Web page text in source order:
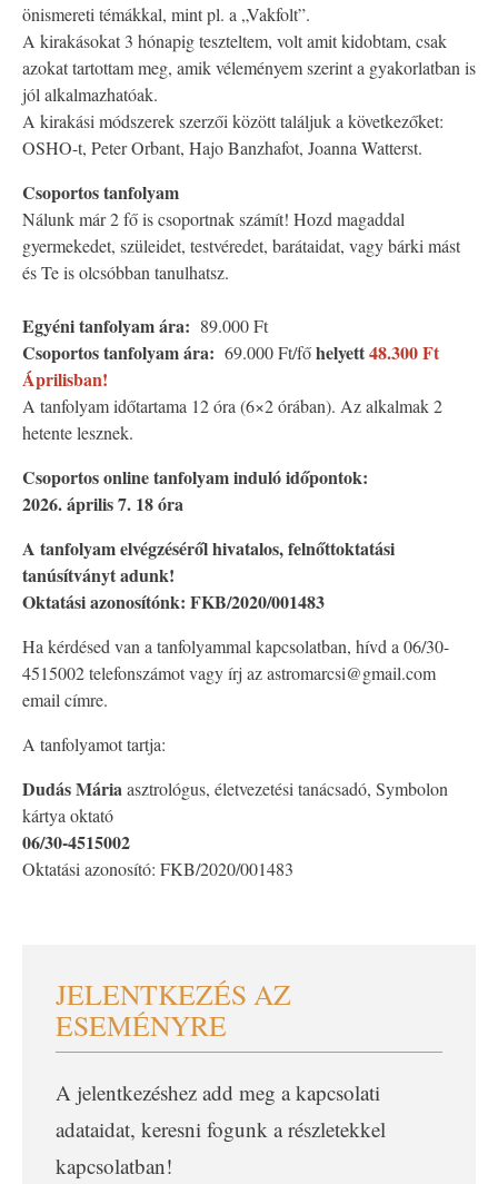
önismereti témákkal, mint pl. a „Vakfolt”.
A kirakásokat 3 hónapig teszteltem, volt amit kidobtam, csak
azokat tartottam meg, amik véleményem szerint a gyakorlatban is
jól alkalmazhatóak.
A kirakási módszerek szerzői között találjuk a következőket:
OSHO-t, Peter Orbant, Hajo Banzhafot, Joanna Watterst.
Csoportos tanfolyam
Nálunk már 2 fő is csoportnak számít! Hozd magaddal
gyermekedet, szüleidet, testvéredet, barátaidat, vagy bárki mást
és Te is olcsóbban tanulhatsz.
Egyéni tanfolyam ára: 89.000 Ft
Csoportos tanfolyam ára: 69.000 Ft/főhelyett48.300 Ft
Áprilisban!
A tanfolyam időtartama 12 óra (6×2 órában). Az alkalmak 2
hetente lesznek.
Csoportos online tanfolyam induló időpontok:
2026. április 7. 18 óra
A tanfolyam elvégzéséről hivatalos, felnőttoktatási
tanúsítványt adunk!
Oktatási azonosítónk: FKB/2020/001483
Ha kérdésed van a tanfolyammal kapcsolatban, hívd a 06/30-
4515002 telefonszámot vagy írj az astromarcsi@gmail.com
email címre.
A tanfolyamot tartja:
Dudás Máriaasztrológus, életvezetési tanácsadó, Symbolon
kártya oktató
06/30-4515002
Oktatási azonosító: FKB/2020/001483
JELENTKEZÉS AZ
ESEMÉNYRE
A jelentkezéshez add meg a kapcsolati
adataidat, keresni fogunk a részletekkel
kapcsolatban!